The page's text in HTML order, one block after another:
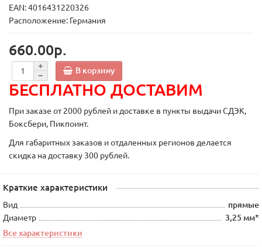
EAN: 4016431220326
Расположение: Германия
660.00р.
В корзину
БЕСПЛАТНО ДОСТАВИМ
При заказе от 2000 рублей и доставке в пункты выдачи СДЭК,
Боксбери, Пикпоинт.
Для габаритных заказов и отдаленных регионов делается
скидка на доставку 300 рублей.
Краткие характеристики
Вид
прямые
Диаметр
3,25 мм*
Все характеристики